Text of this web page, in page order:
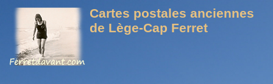
Cartes postales anciennes
de Lège-Cap Ferret